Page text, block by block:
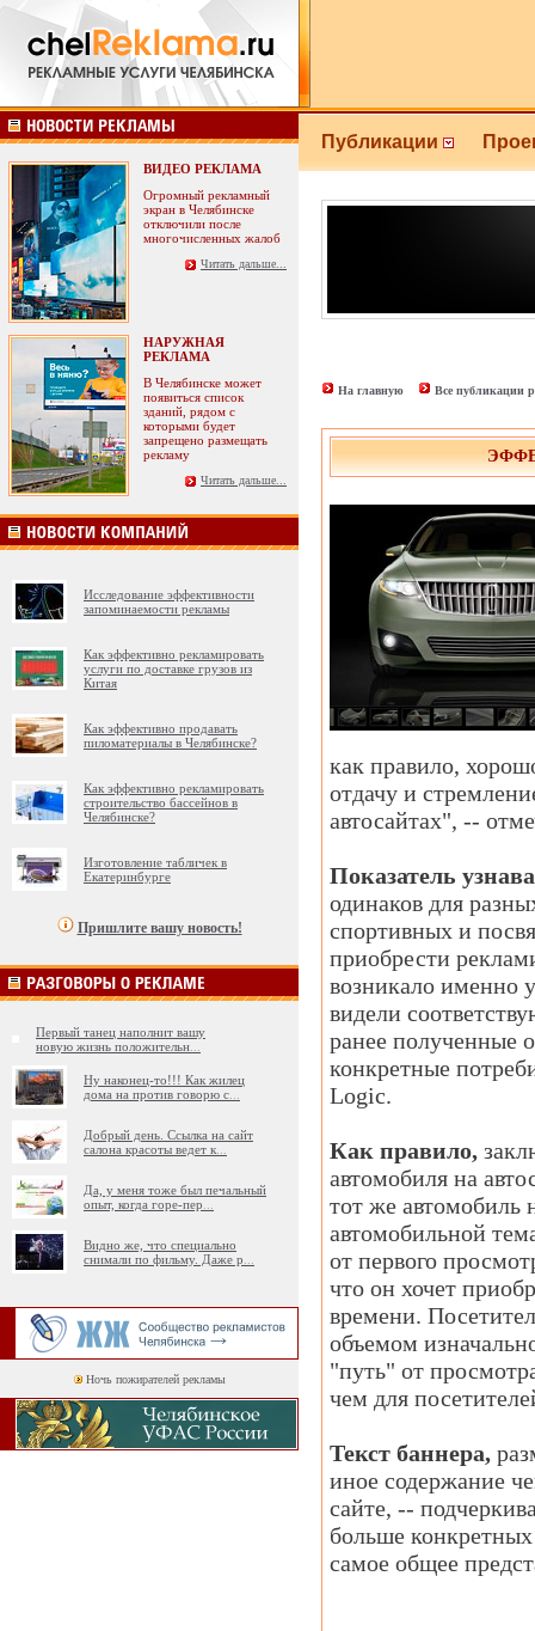
ВИДЕО РЕКЛАМА
Огромный рекламный
экран в Челябинске
отключили после
многочисленных жалоб
Читать дальше...
НАРУЖНАЯ
РЕКЛАМА
В Челябинске может
появиться список
зданий, рядом с
которыми будет
запрещено размещать
рекламу
Читать дальше...
Исследование эффективности
запоминаемости рекламы
Как эффективно рекламировать
услуги по доставке грузов из
Китая
Как эффективно продавать
пиломатериалы в Челябинске?
Как эффективно рекламировать
строительство бассейнов в
Челябинске?
Изготовление табличек в
Екатеринбурге
Пришлите вашу новость!
Первый танец наполнит вашу
новую жизнь положительн
Ну наконец-то!!! Как жилец
дома на против говорю с
Добрый день. Ссылка на сайт
салона красоты ведет к
Да, у меня тоже был печальный
опыт, когда горе-пер
Видно же, что специально
снимали по фильму. Даже р
Ночь пожирателей рекламы
Публикации
На главную Все публикации
как правило,
отдачу и
автосайтах", --
Показатель
одинаков для
спортивных и
приобрести
возникало именно
видели
ранее полученные
конкретные
Logic.
Как правило,
автомобиля на
тот же автомобиль
автомобильной
от первого
что он хочет
времени.
объемом
"путь" от
чем для
Текст баннера,
иное содержание
сайте, --
больше конкретных
самое общее